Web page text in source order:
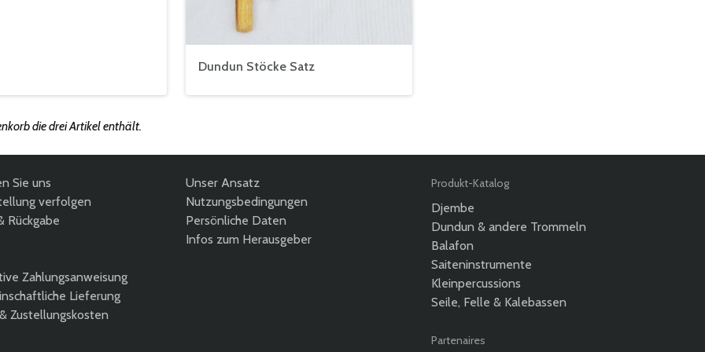
Dundun Stöcke Satz
die drei Artikel enthält.
Sie uns
verfolgen
Rückgabe
Zahlungsanweisung
Lieferung
Zustellungskosten
Unser Ansatz
Nutzungsbedingungen
Persönliche Daten
Infos zum Herausgeber
Produkt-Katalog
Djembe
Dundun & andere Trommeln
Balafon
Saiteninstrumente
Kleinpercussions
Seile, Felle & Kalebassen
Partenaires